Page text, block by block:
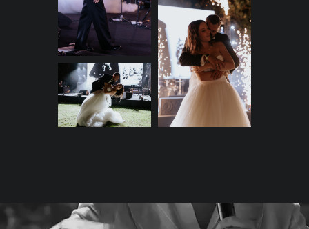
двух сердец, и под бурные
аплодисменты Максим и
Кристина выходят к гостям.
И вот они вместе. Счастливые,
бесконечно влюбленные и
пересечение двух координат,